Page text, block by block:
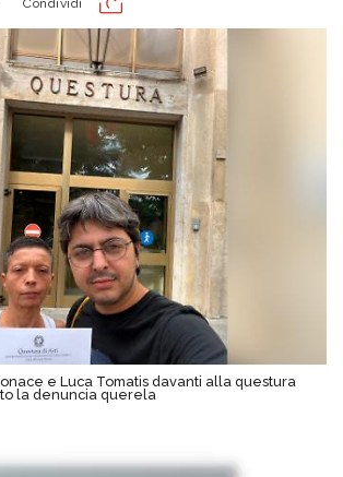
e Luca Tomatis davanti alla questura
la denuncia querela